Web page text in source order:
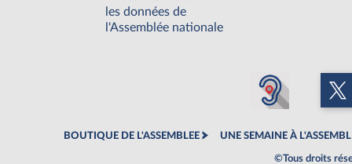
les données de
l'Assemblée nationale
BOUTIQUE DE L'ASSEMBLEE UNE SEMAINE À
©Tous droits